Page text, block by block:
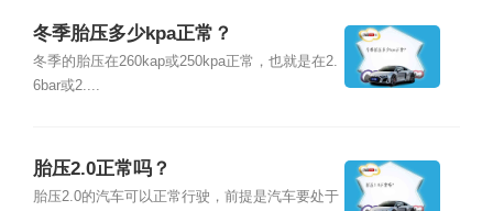
冬季胎压多少kpa正常？
冬季的胎压在260kap或250kpa正常，也就是在2.
6bar或2....
胎压2.0正常吗？
胎压2.0的汽车可以正常行驶，前提是汽车要处于